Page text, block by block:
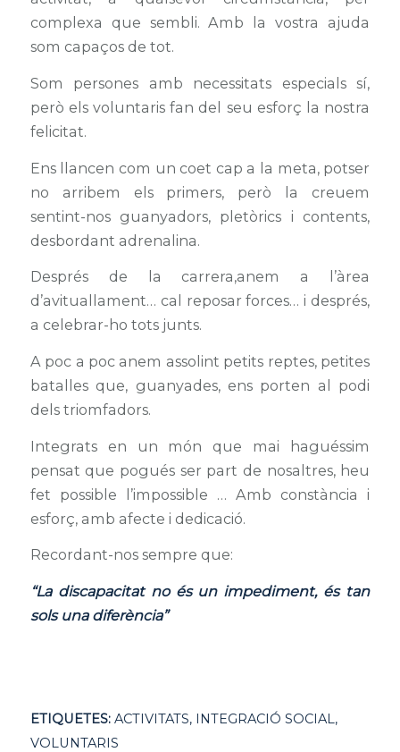
complexa que sembli. Amb la vostra ajuda
som capaços de tot.
Som persones amb necessitats especials sí,
però els voluntaris fan del seu esforç la nostra
felicitat.
Ens llancen com un coet cap a la meta, potser
no arribem els primers, però la creuem
sentint-nos guanyadors, pletòrics i contents,
desbordant adrenalina.
Després de la carrera,anem a l’àrea
d’avituallament… cal reposar forces… i després,
a celebrar-ho tots junts.
A poc a poc anem assolint petits reptes, petites
batalles que, guanyades, ens porten al podi
dels triomfadors.
Integrats en un món que mai haguéssim
pensat que pogués ser part de nosaltres, heu
fet possible l’impossible … Amb constància i
esforç, amb afecte i dedicació.
Recordant-nos sempre que:
“La discapacitat no és un impediment, és tan
sols una diferència”
ETIQUETES: ACTIVITATS, INTEGRACIÓ SOCIAL,
VOLUNTARIS